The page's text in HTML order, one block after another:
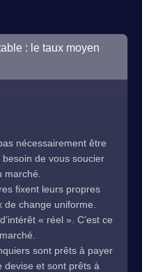
: le taux moyen
nécessairement être
besoin de vous soucier
marché.
fixent leurs propres
de change uniforme.
« réel ». C’est ce
sont prêts à payer
devise et sont prêts à